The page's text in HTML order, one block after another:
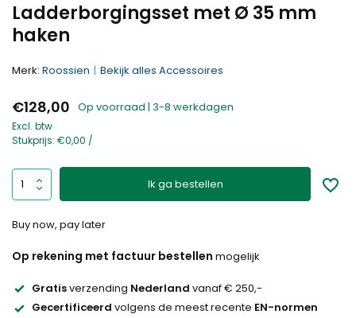
Ladderborgingsset met Ø 35 mm
haken
Merk: Roossien Bekijk alles Accessoires
€128,00 Op voorraad | 3-8 werkdagen
Excl. btw
Stukprijs: €0,00 /
Ik ga bestellen
Buy now, pay later
Op rekening met factuur bestellen mogelijk
Gratisverzending Nederland vanaf € 250,-
Gecertificeerd volgens de meest recente EN-normen